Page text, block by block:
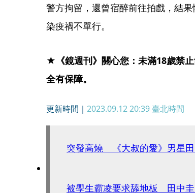
警方拘留，還曾宿醉前往拍戲，結
染疫禍不單行。
★《鏡週刊》關心您：未滿18歲禁
全有保障。
更新時間｜ 2023.09.12 20:39臺北時間
突發高燒 《大叔的愛》男星
被學生霸凌要求舔地板 田中